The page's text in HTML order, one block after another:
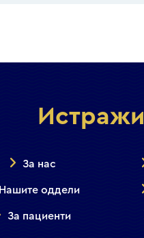
Истражи
За нас
Нашите оддели
За пациенти